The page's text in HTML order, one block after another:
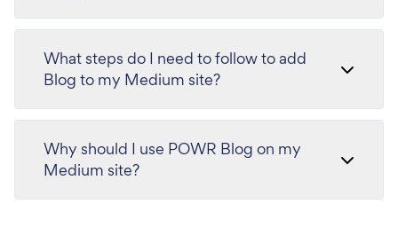
What steps do I need to follow to add
Blog to my Medium site?
Why should I use POWR Blog on my
Medium site?